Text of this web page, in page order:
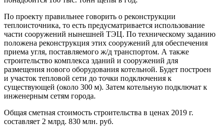
По проекту правильнее говорить о реконструкции
теплоисточника, то есть предусматривается использование
части сооружений нынешней ТЭЦ. По техническому заданию
положена реконструкция этих сооружений для обеспечения
приема угля, поставляемого ж/д транспортом. А также
строительство комплекса зданий и сооружений для
размещения нового оборудования котельной. Будет построен
и участок тепловой сети до точки подключения к
существующей (около 300 м). Затем котельную подключат к
инженерным сетям города.
Общая сметная стоимость строительства в ценах 2019 г.
составляет 2 млрд. 830 млн. руб.